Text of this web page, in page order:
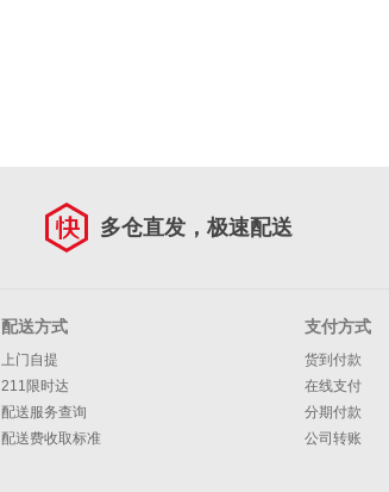
多仓直发，极速配送
配送方式
上门自提
211限时达
配送服务查询
配送费收取标准
支付方式
货到付款
在线支付
分期付款
公司转账